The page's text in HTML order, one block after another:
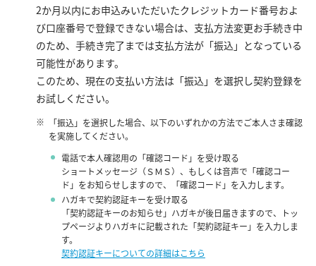
2か月以内にお申込みいただいたクレジットカード番号およ
び口座番号で登録できない場合は、支払方法変更お手続き中
のため、手続き完了までは支払方法が「振込」となっている
可能性があります。
このため、現在の支払い方法は「振込」を選択し契約登録を
お試しください。
「振込」を選択した場合、以下のいずれかの方法でご本人さま確認
を実施してください。
電話で本人確認用の「確認コード」を受け取る
ショートメッセージ（ＳＭＳ）、もしくは音声で「確認コー
ド」をお知らせしますので、「確認コード」を入力します。
ハガキで契約認証キーを受け取る
「契約認証キーのお知らせ」ハガキが後日届きますので、トッ
プページよりハガキに記載された「契約認証キー」を入力しま
す。
契約認証キーについての詳細はこちら